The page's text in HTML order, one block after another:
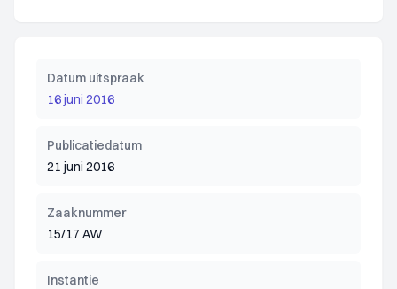
Datum uitspraak
16 juni 2016
Publicatiedatum
21 juni 2016
Zaaknummer
15/17 AW
Instantie